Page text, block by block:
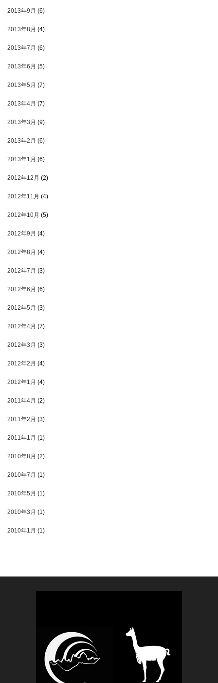
2013年9月 (6)
2013年8月 (4)
2013年7月 (6)
2013年6月 (5)
2013年5月 (7)
2013年4月 (7)
2013年3月 (9)
2013年2月 (6)
2013年1月 (6)
2012年12月 (2)
2012年11月 (4)
2012年10月 (5)
2012年9月 (4)
2012年8月 (4)
2012年7月 (3)
2012年6月 (6)
2012年5月 (3)
2012年4月 (7)
2012年3月 (3)
2012年2月 (4)
2012年1月 (4)
2011年4月 (2)
2011年2月 (3)
2011年1月 (1)
2010年8月 (2)
2010年7月 (1)
2010年5月 (1)
2010年3月 (1)
2010年1月 (1)